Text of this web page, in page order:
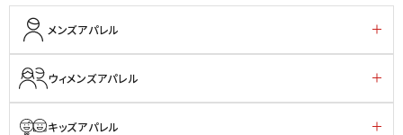
メンズアパレル
ウィメンズアパレル
キッズアパレル